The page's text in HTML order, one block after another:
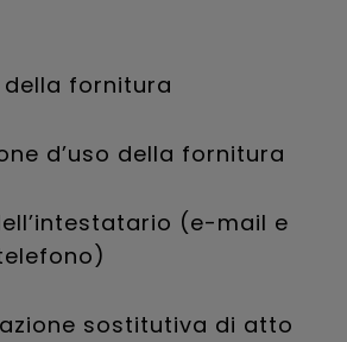
della fornitura
d’uso della fornitura
(e-mail e
sostitutiva di atto